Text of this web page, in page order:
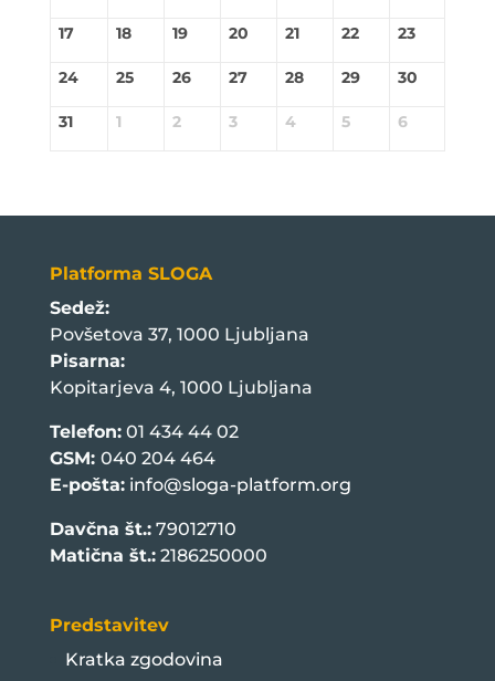
17 18 19 20 21 22 23
24 25 26 27 28 29 30
31 1 2 3 4 5 6
Platforma SLOGA
Sedež:
Povšetova 37, 1000 Ljubljana
Pisarna:
Kopitarjeva 4, 1000 Ljubljana
Telefon:01 434 44 02
GSM: 040 204 464
E-pošta: info@sloga-platform.org
Davčna št.:79012710
Matična št.:2186250000
Predstavitev
Kratka zgodovina